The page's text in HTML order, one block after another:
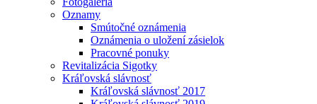
Oznamy
Smútočné oznámenia
Oznámenia o uložení zásielok
Pracovné ponuky
Revitalizácia Sigotky
Kráľovská slávnosť
Kráľovská slávnosť 2017